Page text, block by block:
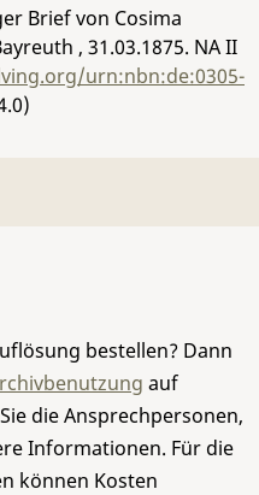
Brief von Cosima
, 31.03.1875. NA II
urn:nbn:de:0305-
bestellen? Dann
auf
die Ansprechpersonen,
Informationen. Für die
können Kosten